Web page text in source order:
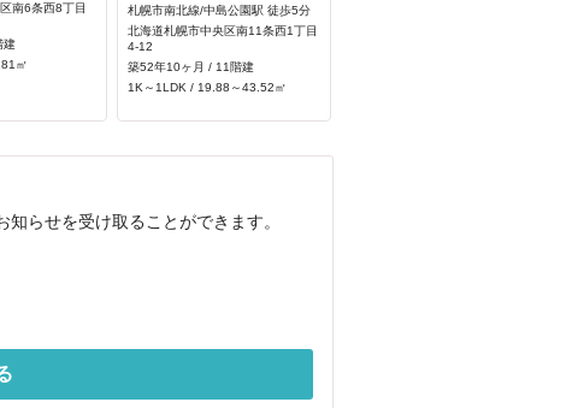
南6条西8丁目
建
㎡
札幌市南北線/中島公園駅 徒歩5分
北海道札幌市中央区南11条西1丁目
4-12
築52年10ヶ月 / 11階建
1K～1LDK / 19.88～43.52㎡
らせを受け取ることができます。